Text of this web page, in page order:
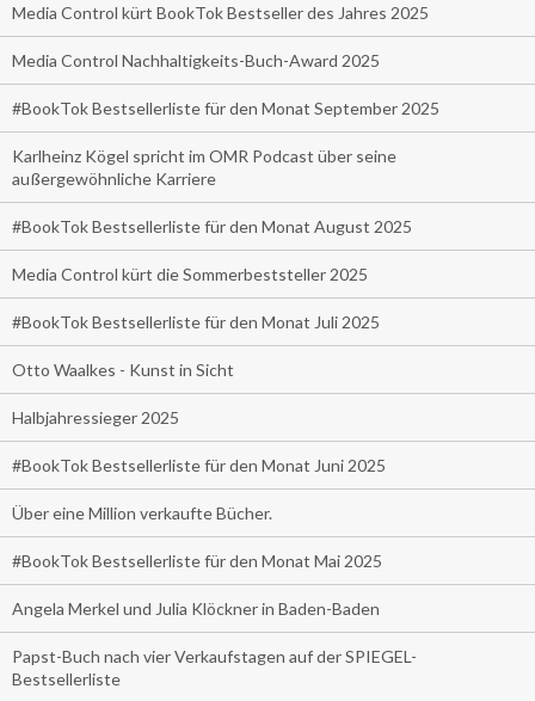
Media Control kürt BookTok Bestseller des Jahres 2025
Media Control Nachhaltigkeits-Buch-Award 2025
#BookTok Bestsellerliste für den Monat September 2025
Karlheinz Kögel spricht im OMR Podcast über seine
außergewöhnliche Karriere
#BookTok Bestsellerliste für den Monat August 2025
Media Control kürt die Sommerbeststeller 2025
#BookTok Bestsellerliste für den Monat Juli 2025
Otto Waalkes - Kunst in Sicht
Halbjahressieger 2025
#BookTok Bestsellerliste für den Monat Juni 2025
Über eine Million verkaufte Bücher.
#BookTok Bestsellerliste für den Monat Mai 2025
Angela Merkel und Julia Klöckner in Baden-Baden
Papst-Buch nach vier Verkaufstagen auf der SPIEGEL-
Bestsellerliste